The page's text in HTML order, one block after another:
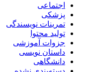
اجتماعی
پزشکی
تمرینات نویسندگی
تولید محتوا
جزوات آموزشی
داستان نویسی
دانشگاهی